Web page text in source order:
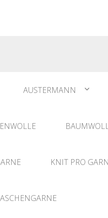
AUSTERMANN
KNIT PRO